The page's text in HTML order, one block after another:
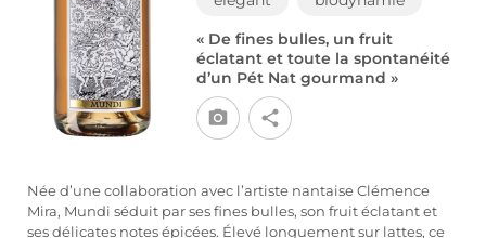
« De fines bulles, un fruit
éclatant et toute la spontanéité
d’un Pét Nat gourmand »
Née d’une collaboration avec l’artiste nantaise Clémence
Mira, Mundi séduit par ses fines bulles, son fruit éclatant et
ses délicates notes épicées. Élevé longuement sur lattes, ce